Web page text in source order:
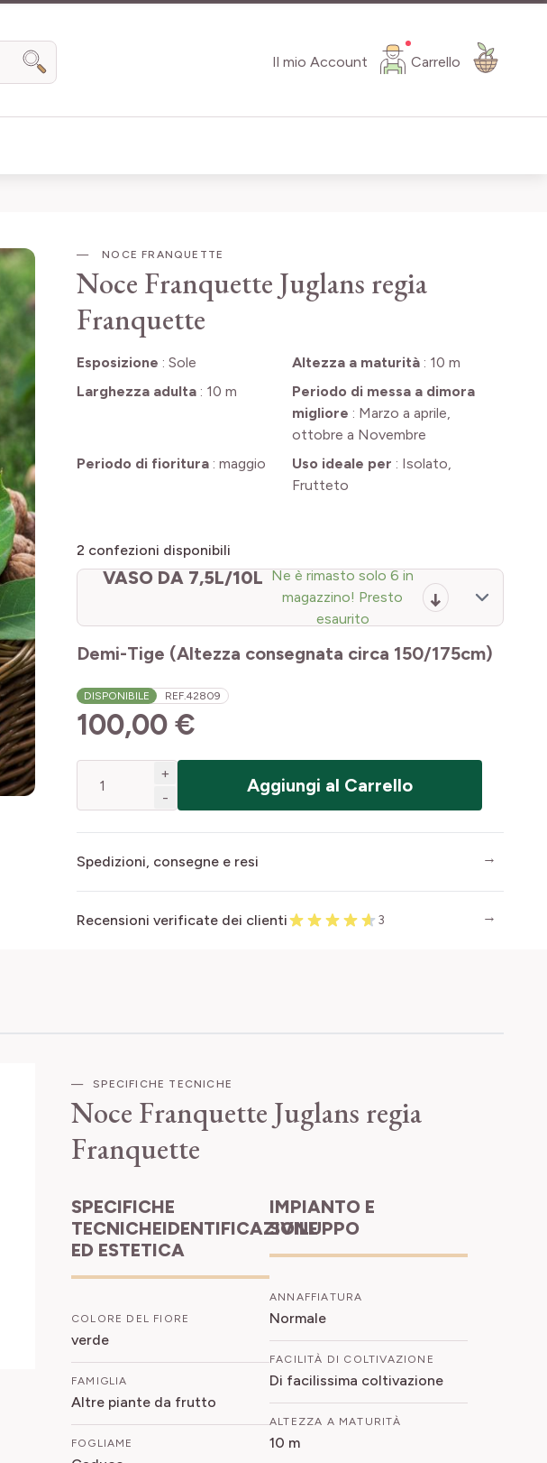
Il mio Account Carrello
Search
NOCE FRANQUETTE
Noce Franquette Juglans regia
Franquette
Esposizione : Sole Altezza a maturità: 10 m
Larghezza adulta: 10 m
Periodo di messa a dimora
migliore : Marzo a aprile,
ottobre a Novembre
Periodo di fioritura: maggio Uso ideale per : Isolato,
Frutteto
2 confezioni disponibili
VASO DA 7,5L/10L Ne è rimasto solo 6 in
magazzino! Presto
esaurito
Demi-Tige (Altezza consegnata circa 150/175cm)
DISPONIBILE REF.42809
100,00 €
+
-
Aggiungi al Carrello
Spedizioni, consegne e resi
Recensioni verificate dei clienti 3
SPECIFICHE TECNICHE
Noce Franquette Juglans regia
Franquette
SPECIFICHE
TECNICHEIDENTIFICAZIONE
ED ESTETICA
COLORE DEL FIORE
verde
FAMIGLIA
Altre piante da frutto
FOGLIAME
IMPIANTO E
SVILUPPO
ANNAFFIATURA
Normale
FACILITÀ DI COLTIVAZIONE
Di facilissima coltivazione
ALTEZZA A MATURITÀ
10 m